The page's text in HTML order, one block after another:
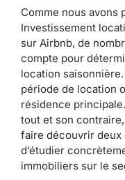
Comme nous avons
Investissement
sur Airbnb, de
compte pour
location
période de location
résidence
tout et son
faire découvrir
d’étudier
immobiliers sur le